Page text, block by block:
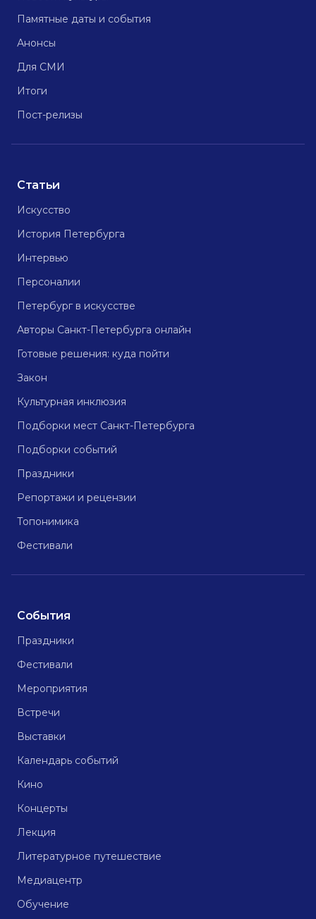
Памятные даты и события
Анонсы
Для СМИ
Итоги
Пост-релизы
Статьи
Искусство
История Петербурга
Интервью
Персоналии
Петербург в искусстве
Авторы Санкт-Петербурга онлайн
Готовые решения: куда пойти
Закон
Культурная инклюзия
Подборки мест Санкт-Петербурга
Подборки событий
Праздники
Репортажи и рецензии
Топонимика
Фестивали
События
Праздники
Фестивали
Мероприятия
Встречи
Выставки
Календарь событий
Кино
Концерты
Лекция
Литературное путешествие
Медиацентр
Обучение